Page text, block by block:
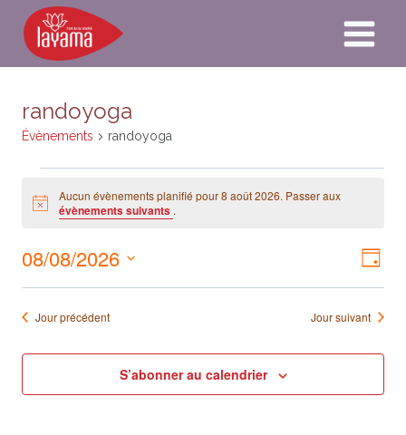
Aller
contenu
randoyoga
Évènements randoyoga
for
2026
Notice
Aucun évènements planifié pour 8 août 2026. Passer aux
évènements suivants .
de
Jour
08/08/2026
Sélectionnez
uneJour précédent Jour suivant
S’abonner au calendrier